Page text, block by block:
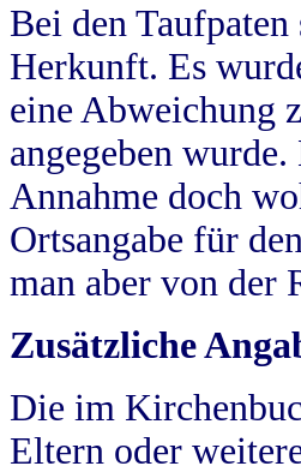
Bei den
Herkunft. Es
eine Abweichung
angegeben
Annahme doch
Ortsangabe für
man aber von der
Zusätzliche
Die im
Eltern oder